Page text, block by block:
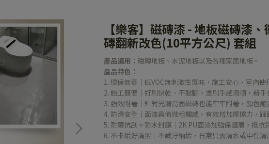
【樂客】磁磚漆 - 地板磁磚漆
磚翻新改色(10平方公尺) 套組
產品適用： 磁磚地板、水泥地板以及各種家居地板。
產品特色：
1. 環保無毒｜低VOC無刺激性氣味，施工安心，室內使
2. 施工簡便｜好刷快乾、不黏腳，塗刷手感滑順，新
3. 強效附著｜針對光滑亮面磁磚也能牢牢附著，顏色飽
4. 防滑安全｜面漆具備微粗觸感，有效增加摩擦力，踩
5. 耐磨抗刮＋防水封膜｜2K PU面漆加強保護層，抵抗
6. 不卡垢好清潔｜不藏汙納垢，日常只需清水或中性清